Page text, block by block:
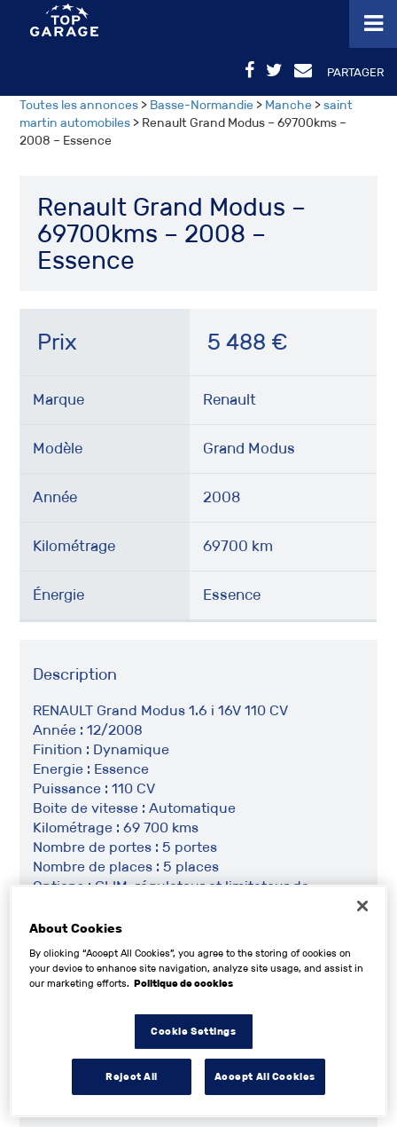
PARTAGER
Toutes les annonces > Basse-Normandie > Manche >saint
martin automobiles > Renault Grand Modus – 69700kms –
2008 – Essence
Renault Grand Modus –
69700kms – 2008 –
Essence
Prix 5 488 €
Marque Renault
Modèle Grand Modus
Année 2008
Kilométrage 69700 km
Énergie Essence
Description
RENAULT Grand Modus 1.6 i 16V 110 CV
Année : 12/2008
Finition : Dynamique
Energie : Essence
Puissance : 110 CV
Boite de vitesse : Automatique
Kilométrage : 69 700 kms
Nombre de portes : 5 portes
Nombre de places : 5 places
Options : CLIM, régulateur et limitateur de
portes, autoradio CD, direction assistée, ABS,
Prix : 5 490 Euros TTC
Véhicule révisé et garantie 3 mois
www.saintmartinautomobiles.fr
About Cookies
By clicking “Accept All Cookies”, you agree to the storing of cookies on
your device to enhance site navigation, analyze site usage, and assist in
our marketing efforts. Politique de cookies
Cookie Settings
Reject All Accept All Cookies